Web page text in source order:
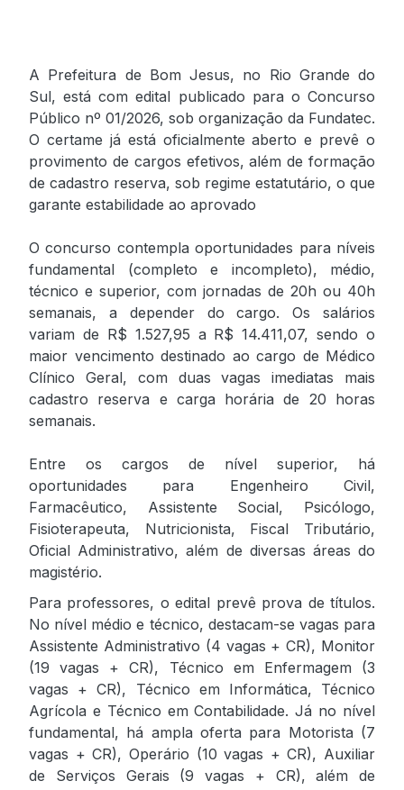
A Prefeitura de Bom Jesus, no Rio Grande do
Sul, está com edital publicado para o Concurso
Público nº 01/2026, sob organização da Fundatec.
O certame já está oficialmente aberto e prevê o
provimento de cargos efetivos, além de formação
de cadastro reserva, sob regime estatutário, o que
garante estabilidade ao aprovado
O concurso contempla oportunidades para níveis
fundamental (completo e incompleto), médio,
técnico e superior, com jornadas de 20h ou 40h
semanais, a depender do cargo. Os salários
variam de R$ 1.527,95 a R$ 14.411,07, sendo o
maior vencimento destinado ao cargo de Médico
Clínico Geral, com duas vagas imediatas mais
cadastro reserva e carga horária de 20 horas
semanais.
Entre os cargos de nível superior, há
oportunidades para Engenheiro Civil,
Farmacêutico, Assistente Social, Psicólogo,
Fisioterapeuta, Nutricionista, Fiscal Tributário,
Oficial Administrativo, além de diversas áreas do
magistério.
Para professores, o edital prevê prova de títulos.
No nível médio e técnico, destacam-se vagas para
Assistente Administrativo (4 vagas + CR), Monitor
(19 vagas + CR), Técnico em Enfermagem (3
vagas + CR), Técnico em Informática, Técnico
Agrícola e Técnico em Contabilidade. Já no nível
fundamental, há ampla oferta para Motorista (7
vagas + CR), Operário (10 vagas + CR), Auxiliar
de Serviços Gerais (9 vagas + CR), além de